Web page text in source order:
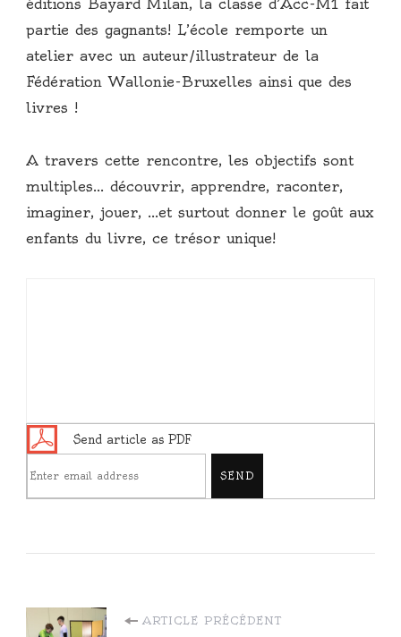
éditions Bayard Milan, la classe d’Acc-M1 fait
partie des gagnants! L’école remporte un
atelier avec un auteur/illustrateur de la
Fédération Wallonie-Bruxelles ainsi que des
livres !
A travers cette rencontre, les objectifs sont
multiples… découvrir, apprendre, raconter,
imaginer, jouer, …et surtout donner le goût aux
enfants du livre, ce trésor unique!
Send article as PDF
ARTICLE PRÉCÉDENT